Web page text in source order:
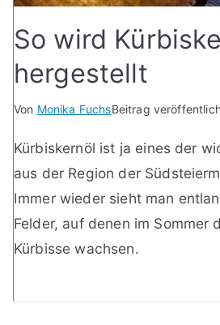
So wird
hergestellt
Von Monika FuchsBeitrag
Kürbiskernöl ist ja eines der
aus der Region der
Immer wieder sieht man
Felder, auf denen im Sommer
Kürbisse wachsen.